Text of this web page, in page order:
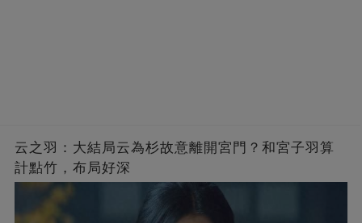
云之羽：大結局云為杉故意離開宮門？和宮子羽算
計點竹，布局好深